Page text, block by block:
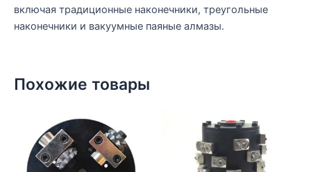
включая традиционные наконечники, треугольные
наконечники и вакуумные паяные алмазы.
Похожие товары